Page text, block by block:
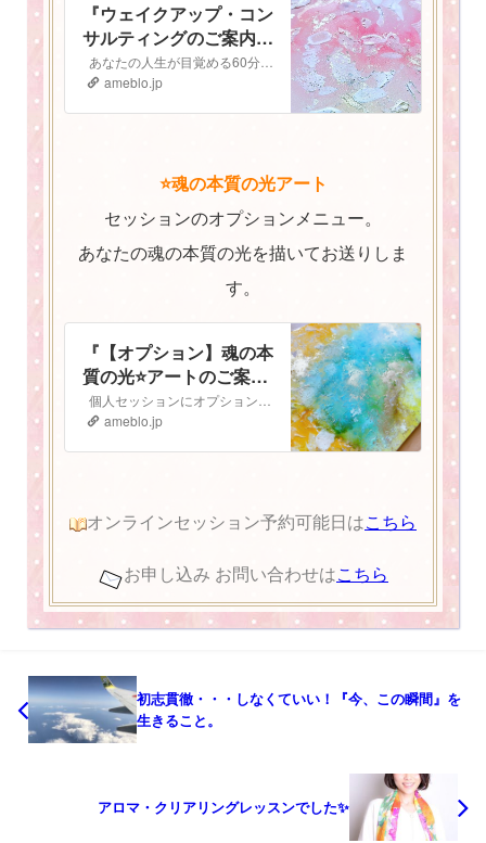
『ウェイクアップ・コン
サルティングのご案内
⭐️』
ameblo.jp
⭐️魂の本質の光アート
セッションのオプションメニュー。
あなたの魂の本質の光を描いてお送りしま
す。
『【オプション】魂の本
質の光⭐️アートのご案
内』
ameblo.jp
オンラインセッション予約可能日はこちら
お申し込み お問い合わせはこちら
初志貫徹・・・しなくていい！『今、この瞬間』を
生きること。
アロマ・クリアリングレッスンでした✨